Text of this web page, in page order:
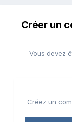
Créer un
Vous devez
Créez un